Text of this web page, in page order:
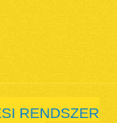
RENDSZER